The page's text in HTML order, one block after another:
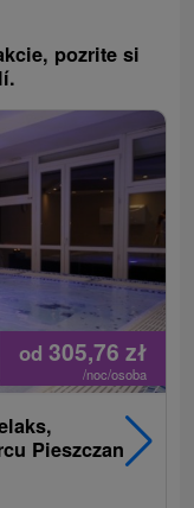
pozrite si
od 305,76zł
/noc/osoba
Pieszczan